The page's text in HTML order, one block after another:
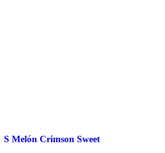
S Melón Crimson Sweet